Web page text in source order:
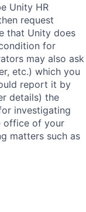
Unity HR
request
that Unity does
for
may also ask
etc.) which you
report it by
details) the
investigating
office of your
matters such as